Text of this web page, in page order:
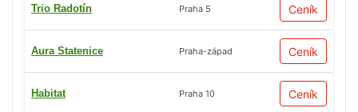
Trio Radotín Praha 5 Ceník
Aura Statenice Praha-západ Ceník
Habitat Praha 10 Ceník